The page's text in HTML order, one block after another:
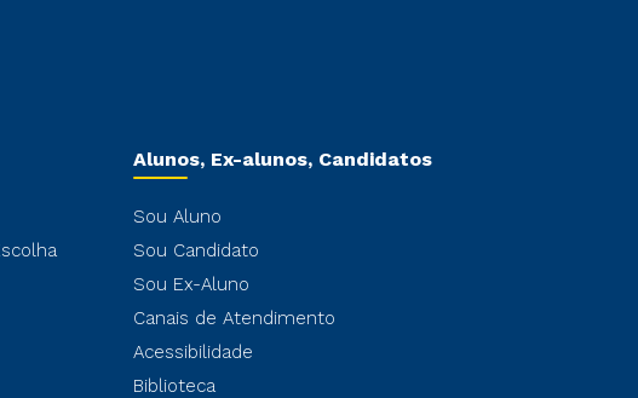
Alunos, Ex-alunos, Candidatos
Sou Aluno
Sou Candidato
Sou Ex-Aluno
Canais de Atendimento
Acessibilidade
Biblioteca